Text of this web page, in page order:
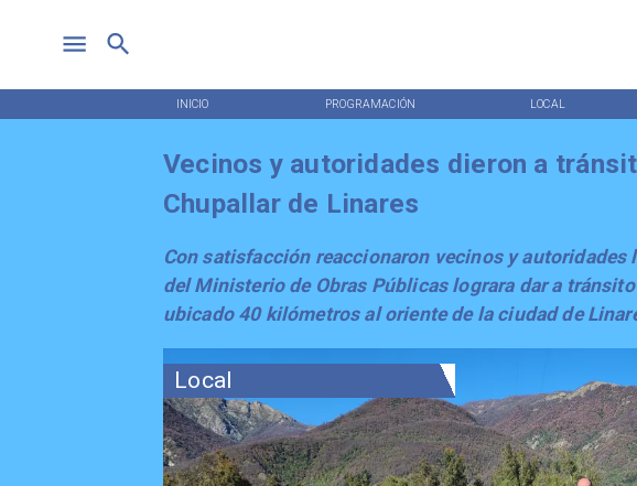
INICIO PROGRAMACIÓN LOCAL
Local
Vecinos y autoridades dieron a
Chupallar de Linares
Con satisfacción reaccionaron vecinos y autoridades
del Ministerio de Obras Públicas lograra dar a
ubicado 40 kilómetros al oriente de la ciudad de